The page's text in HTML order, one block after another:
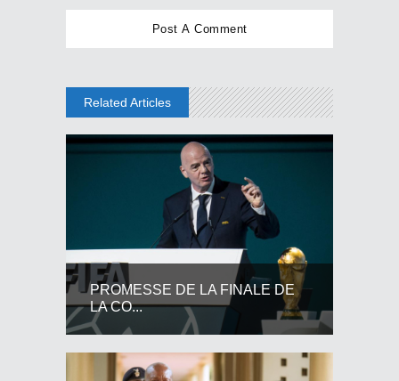
Related Articles
PROMESSE DE LA FINALE DE
LA CO...